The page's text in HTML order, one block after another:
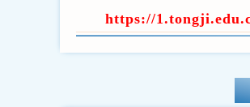
https://